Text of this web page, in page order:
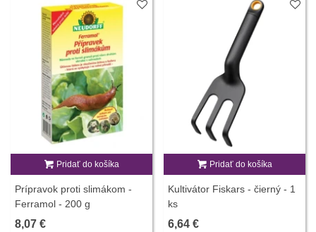
Pridať do košíka
Prípravok proti slimákom -
Ferramol - 200 g
8,07 €
Pridať do košíka
Kultivátor Fiskars - čierný - 1
ks
6,64 €